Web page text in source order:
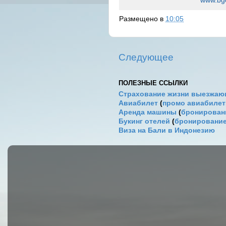
Размещено в 10:05
Следующее
ПОЛЕЗНЫЕ ССЫЛКИ
Страхование жизни
Авиабилет (промо
Аренда машины (
Букинг отелей (
Виза на Бали в Индонезию